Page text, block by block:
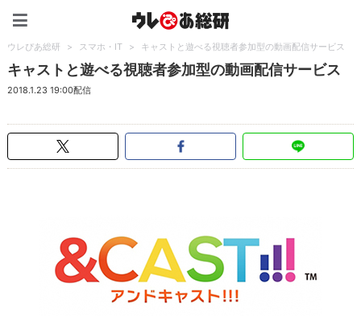
ウレぴあ総研 > スマホ・IT > キャストと遊べる視聴者参加型の動画配信サービス
キャストと遊べる視聴者参加型の動画配信サービス
2018.1.23 19:00配信